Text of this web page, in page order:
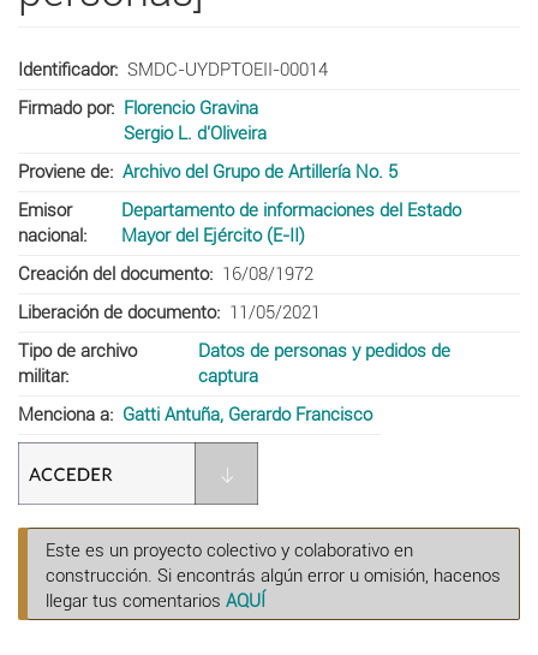
Identificador
SMDC-UYDPTOEII-00014
Firmado por
Florencio Gravina
Sergio L. d'Oliveira
Proviene de
Archivo del Grupo de Artillería No. 5
Emisor
nacional
Departamento de informaciones del Estado
Mayor del Ejército (E-II)
Creación del documento
16/08/1972
Liberación de documento
11/05/2021
Tipo de archivo
militar
Datos de personas y pedidos de
captura
Menciona a
Gatti Antuña, Gerardo Francisco
Este es un proyecto colectivo y colaborativo en
construcción. Si encontrás algún error u omisión, hacenos
llegar tus comentarios AQUÍ